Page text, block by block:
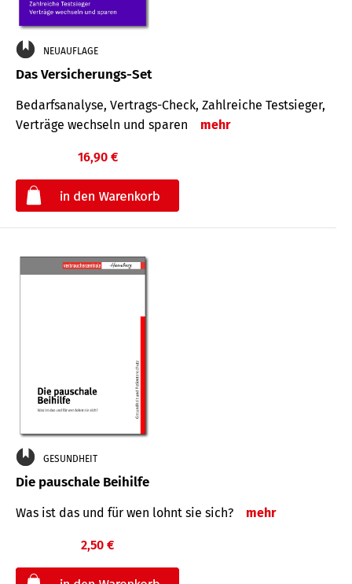
NEUAUFLAGE
Das Versicherungs-Set
Bedarfsanalyse, Vertrags-Check, Zahlreiche Testsieger,
Verträge wechseln und sparen
mehr
16,90 €
GESUNDHEIT
Die pauschale Beihilfe
Was ist das und für wen lohnt sie sich? mehr
2,50 €